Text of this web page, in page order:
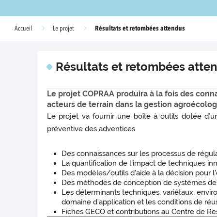
Accueil Le projet Résultats et retombées attendus
Résultats et retombées
Le projet COPRAA produira à la fois des
acteurs de terrain dans la gestion
Le projet va fournir une boîte à outils dotée
préventive des adventices
Des connaissances sur les processus de
La quantification de l'impact de techniques
Des modèles/outils d'aide à la décision pour
Des méthodes de conception de systèmes
Les déterminants techniques, variétaux,
domaine d’application et les conditions de
Fiches GECO et contributions au Centre de